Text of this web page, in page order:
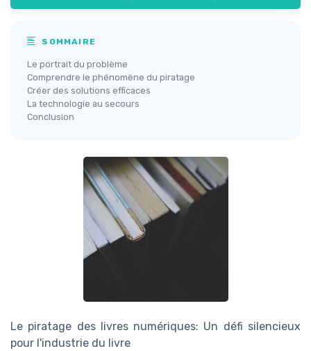
SOMMAIRE
Le portrait du problème
Comprendre le phénomène du piratage
Créer des solutions efficaces
La technologie au secours
Conclusion
Le piratage des livres numériques: Un défi silencieux
pour l'industrie du livre